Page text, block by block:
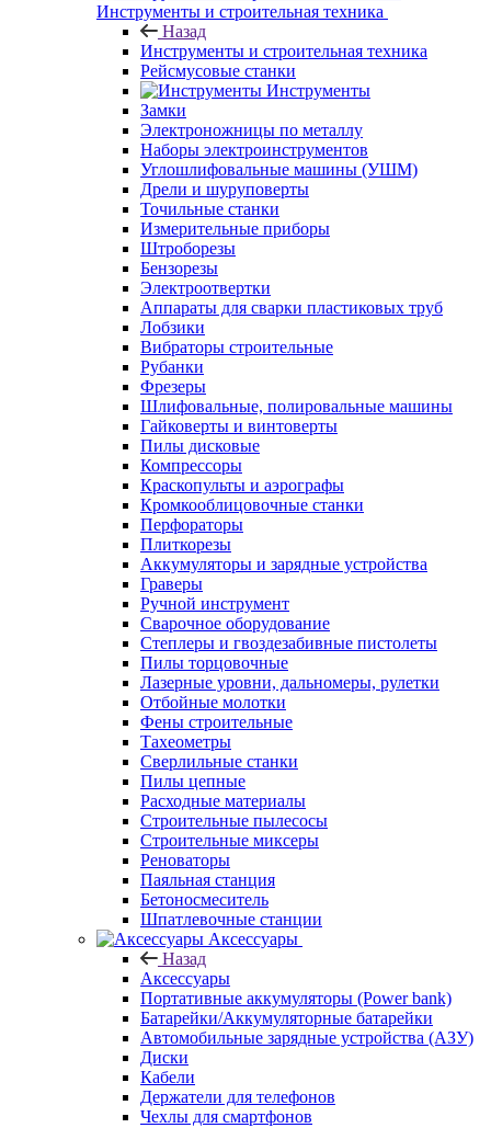
Инструменты и строительная техника
Назад
Инструменты и строительная техника
Рейсмусовые станки
Инструменты
Замки
Электроножницы по металлу
Наборы электроинструментов
Углошлифовальные машины (УШМ)
Дрели и шуруповерты
Точильные станки
Измерительные приборы
Штроборезы
Бензорезы
Электроотвертки
Аппараты для сварки пластиковых труб
Лобзики
Вибраторы строительные
Рубанки
Фрезеры
Шлифовальные, полировальные машины
Гайковерты и винтоверты
Пилы дисковые
Компрессоры
Краскопульты и аэрографы
Кромкооблицовочные станки
Перфораторы
Плиткорезы
Аккумуляторы и зарядные устройства
Граверы
Ручной инструмент
Сварочное оборудование
Степлеры и гвоздезабивные пистолеты
Пилы торцовочные
Лазерные уровни, дальномеры, рулетки
Отбойные молотки
Фены строительные
Тахеометры
Сверлильные станки
Пилы цепные
Расходные материалы
Строительные пылесосы
Строительные миксеры
Реноваторы
Паяльная станция
Бетоносмеситель
Шпатлевочные станции
Аксессуары
Назад
Аксессуары
Портативные аккумуляторы (Power bank)
Батарейки/Аккумуляторные батарейки
Автомобильные зарядные устройства (АЗУ)
Диски
Кабели
Держатели для телефонов
Чехлы для смартфонов